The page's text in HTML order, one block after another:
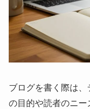
ブログを書く際は
の目的や読者のニー